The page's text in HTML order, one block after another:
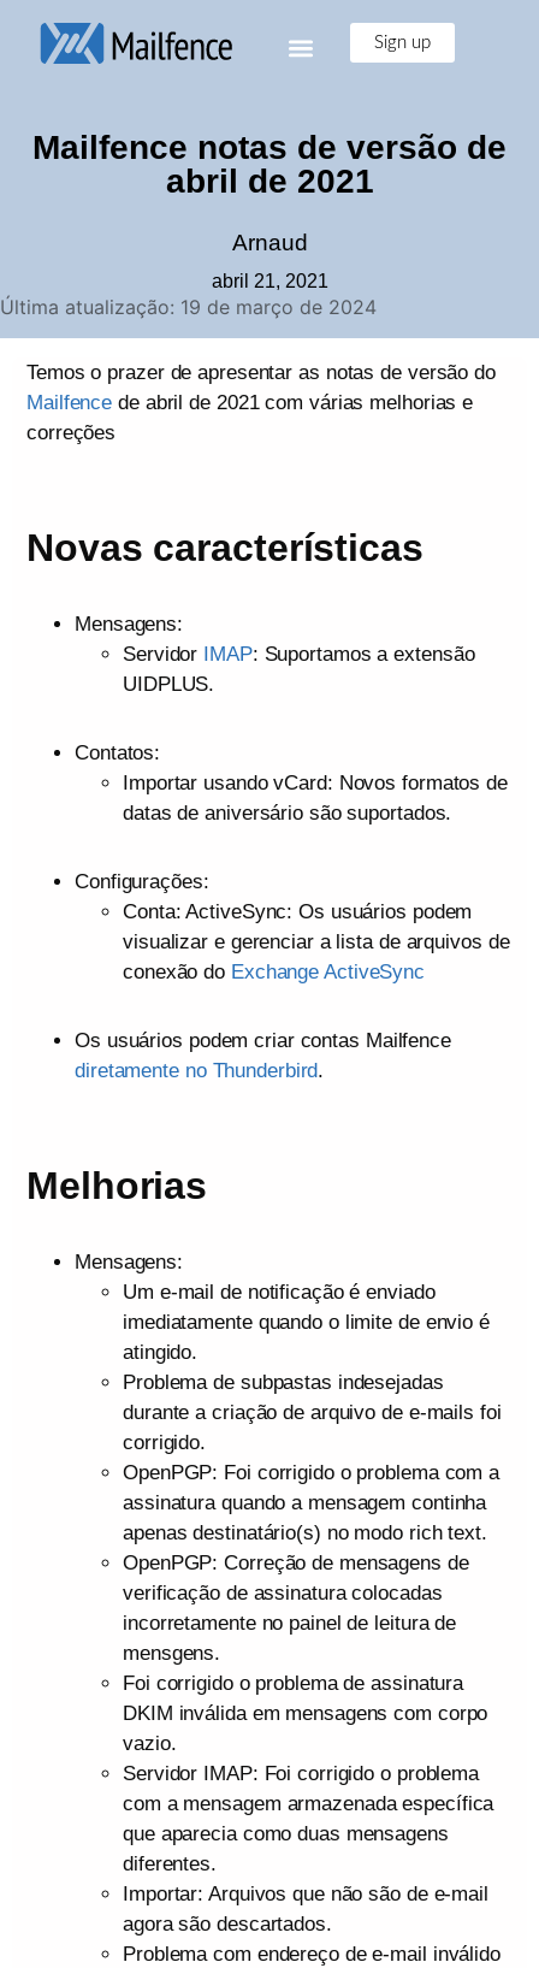
Sign up
Mailfence notas de versão de
abril de 2021
Arnaud
abril 21, 2021
Última atualização: 19 de março de 2024
Temos o prazer de apresentar as notas de versão do
Mailfence de abril de 2021 com várias melhorias e
correções
Novas características
Mensagens:
Servidor IMAP: Suportamos a extensão
UIDPLUS.
Contatos:
Importar usando vCard: Novos formatos de
datas de aniversário são suportados.
Configurações:
Conta: ActiveSync: Os usuários podem
visualizar e gerenciar a lista de arquivos de
conexão do Exchange ActiveSync
Os usuários podem criar contas Mailfence
diretamente no Thunderbird.
Melhorias
Mensagens:
Um e-mail de notificação é enviado
imediatamente quando o limite de envio é
atingido.
Problema de subpastas indesejadas
durante a criação de arquivo de e-mails foi
corrigido.
OpenPGP: Foi corrigido o problema com a
assinatura quando a mensagem continha
apenas destinatário(s) no modo rich text.
OpenPGP: Correção de mensagens de
verificação de assinatura colocadas
incorretamente no painel de leitura de
mensgens.
Foi corrigido o problema de assinatura
DKIM inválida em mensagens com corpo
vazio.
Servidor IMAP: Foi corrigido o problema
com a mensagem armazenada específica
que aparecia como duas mensagens
diferentes.
Importar: Arquivos que não são de e-mail
agora são descartados.
Problema com endereço de e-mail inválido